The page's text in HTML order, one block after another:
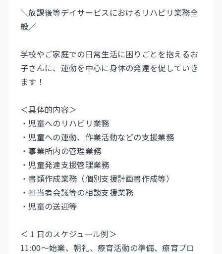
＼放課後等デイサービスにおけるリハビリ業務全
般／
学校やご家庭での日常生活に困りごとを抱えるお
子さんに、運動を中心に身体の発達を促していき
ます！
＜具体的内容＞
・児童へのリハビリ業務
・児童への運動、作業活動などの支援業務
・事業所内の管理業務
・児童発達支援管理業務
・書類作成業務（個別支援計画書作成等）
・担当者会議等の相談支援業務
・児童の送迎等
＜１日のスケジュール例＞
11:00～始業、朝礼、療育活動の準備、療育プロ